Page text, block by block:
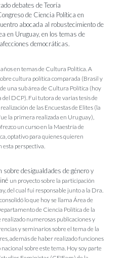
debates de Teoría
de Ciencia Política en
abocada al robustecimiento de
en Uruguay, en los temas de
democráticas.
en temas de Cultura Política.A
cultura política comparada (Brasil y
una sub área de Cultura Política (hoy
DCP). Fui tutora de varias tesis de
de las Encuestas de Elites (la
la primera realizada en Uruguay),
un curso en la Maestría de
optativo para quienes quieren
esta perspectiva.
desigualdades de género y
un proyecto sobre la participación
del cual fui responsable junto a la Dra.
lo que hoy se llama Área de
de Ciencia Política de la
realizado numerosas publicaciones y
y seminarios sobre el tema de la
además de haber realizado funciones
sobre este tema. Hoy soy parte